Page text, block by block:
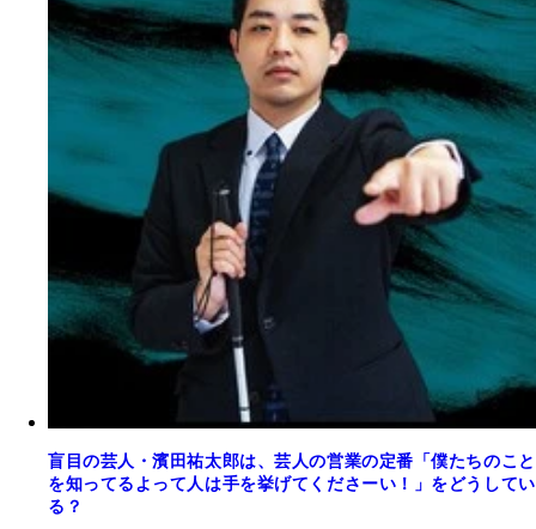
盲目の芸人・濱田祐太郎は、芸人の営業の定番「僕たちのこと
を知ってるよって人は手を挙げてくださーい！」をどうしてい
る？